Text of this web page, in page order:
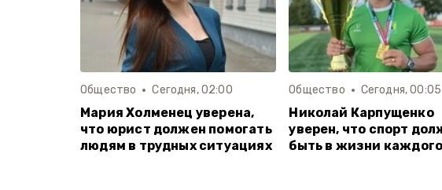
Общество Сегодня, 02:00
Мария Холменец уверена,
что юрист должен помогать
людям в трудных ситуациях
Общество Сегодня, 00:05
Николай Карпущенко
уверен, что спорт
быть в жизни каждого